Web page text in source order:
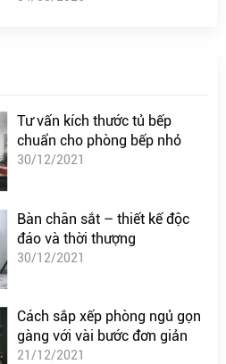
Tư vấn kích thước tủ bếp
chuẩn cho phòng bếp nhỏ
30/12/2021
Bàn chân sắt – thiết kế độc
đáo và thời thượng
30/12/2021
Cách sắp xếp phòng ngủ gọn
gàng với vài bước đơn giản
21/12/2021